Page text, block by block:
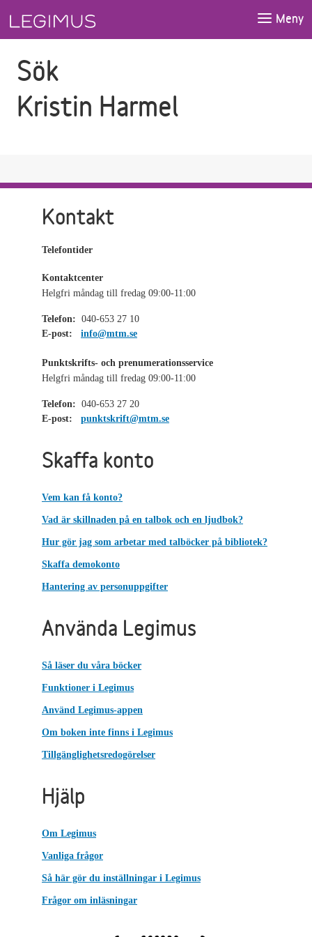
Meny
Sök
Kristin Harmel
Kontakt
Telefontider
Kontaktcenter
Helgfri måndag till fredag 09:00-11:00
Telefon: 040-653 27 10
E-post:
info@mtm.se
Punktskrifts- och prenumerationsservice
Helgfri måndag till fredag 09:00-11:00
Telefon: 040-653 27 20
E-post:
punktskrift@mtm.se
Skaffa konto
Vem kan få konto?
Vad är skillnaden på en talbok och en ljudbok?
Hur gör jag som arbetar med talböcker på bibliotek?
Skaffa demokonto
Hantering av personuppgifter
Använda Legimus
Så läser du våra böcker
Funktioner i Legimus
Använd Legimus-appen
Om boken inte finns i Legimus
Tillgänglighetsredogörelser
Hjälp
Om Legimus
Vanliga frågor
Så här gör du inställningar i Legimus
Frågor om inläsningar